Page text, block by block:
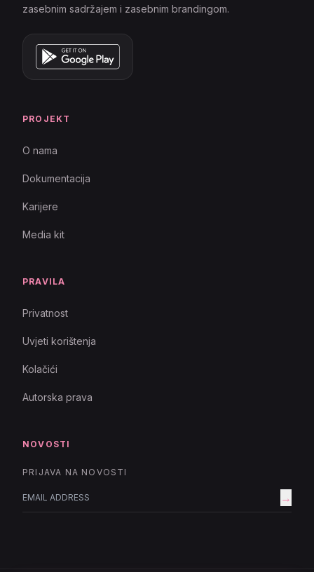
zasebnim sadržajem i zasebnim brandingom.
PROJEKT
O nama
Dokumentacija
Karijere
Media kit
PRAVILA
Privatnost
Uvjeti korištenja
Kolačići
Autorska prava
NOVOSTI
PRIJAVA NA NOVOSTI
→